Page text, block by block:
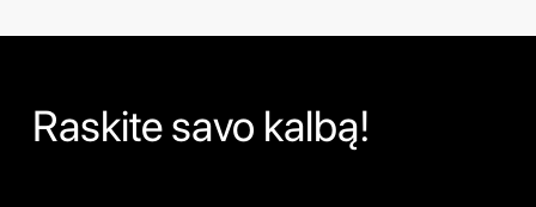
Raskite savo kalbą!